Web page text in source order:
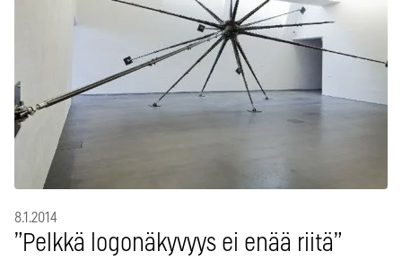
8.1.2014
”Pelkkä logonäkyvyys ei enää riitä”